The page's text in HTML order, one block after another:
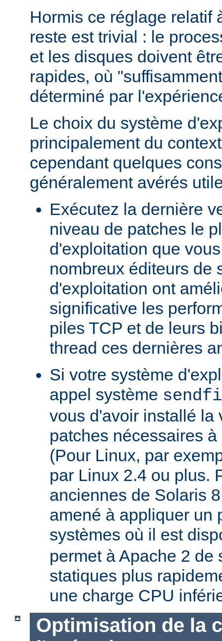
Hormis ce réglage relatif
reste est trivial : le
et les disques doivent
rapides, où
déterminé par
Le choix du système
principalement du
cependant quelques
généralement avérés
Exécutez la dernière
niveau de patches le
d'exploitation que
nombreux éditeurs de
d'exploitation ont
significative les
piles TCP et de leurs
thread ces dernières
Si votre système
appel système
vous d'avoir installé la
patches nécessaires
(Pour Linux, par
par Linux 2.4 ou plus.
anciennes de Solaris
amené à appliquer un
systèmes où il est
permet à Apache 2 de
statiques plus
une charge CPU
Optimisation de la